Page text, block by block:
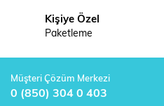
Kişiye Özel
Paketleme
Müşteri Çözüm Merkezi
0 (850) 304 0 403